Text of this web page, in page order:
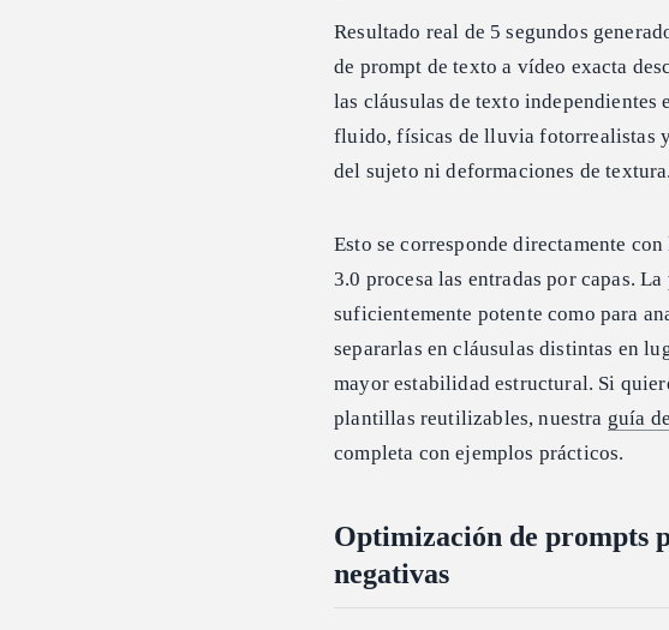
Resultado real de 5 segundos
de prompt de texto a vídeo exacta
las cláusulas de texto
fluido, físicas de lluvia fotorrealistas
del sujeto ni deformaciones de textura.
Esto se corresponde directamente
3.0 procesa las entradas por capas. La
suficientemente potente como para
separarlas en cláusulas distintas en
mayor estabilidad estructural. Si
plantillas reutilizables, nuestra guía
completa con ejemplos prácticos.
Optimización de prompts
negativas